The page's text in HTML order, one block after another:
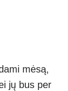
mėsą,
jų bus per